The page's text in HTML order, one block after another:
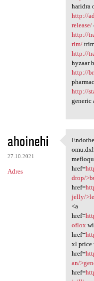
haridra
http://
release/
http://
rim/
http://
hyzaar
http://
http://
generic
ahoinehi
27.10.2021
Adres
href=
drop/
href=
jelly/
<a
href=
oflox
href=
xl price
href=
an/
href=